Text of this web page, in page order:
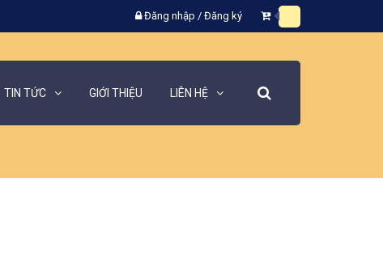
Đăng nhập / Đăng ký
TIN TỨC GIỚI THIỆU LIÊN HỆ